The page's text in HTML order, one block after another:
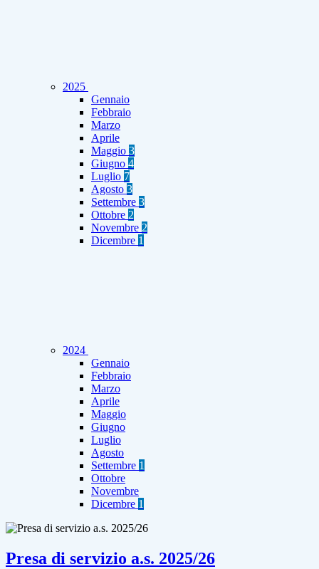
2025
Gennaio
Febbraio
Marzo
Aprile
Maggio 3
Giugno 4
Luglio 7
Agosto 3
Settembre 3
Ottobre 2
Novembre 2
Dicembre 1
2024
Gennaio
Febbraio
Marzo
Aprile
Maggio
Giugno
Luglio
Agosto
Settembre 1
Ottobre
Novembre
Dicembre 1
Presa di servizio a.s. 2025/26